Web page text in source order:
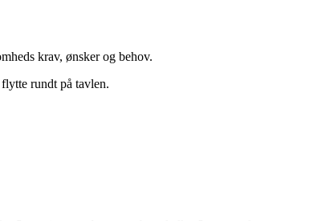
krav, ønsker og behov.
rundt på tavlen.